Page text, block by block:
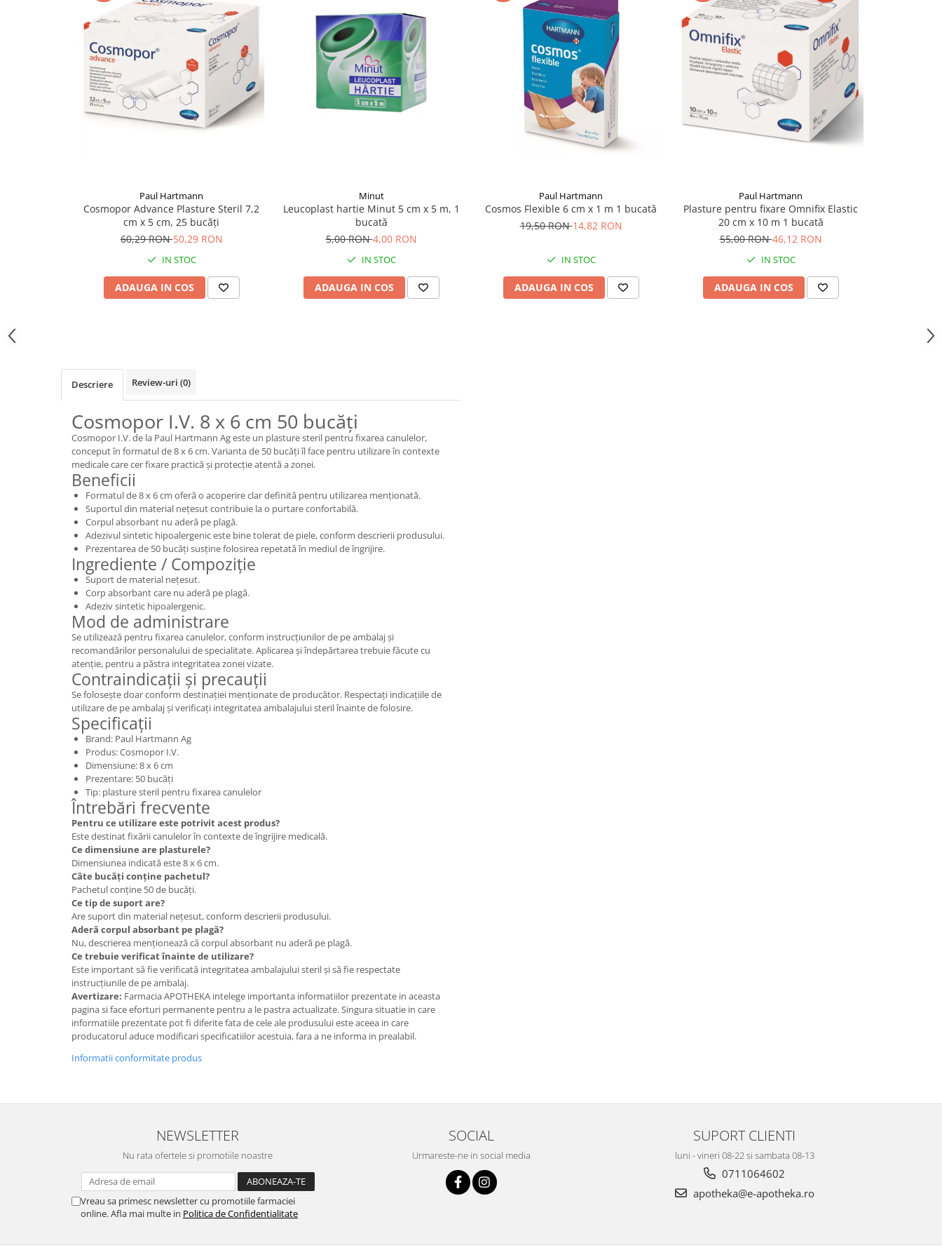
Supliment Vitamina E
Tincturi si Gemoderivate
Tuse gat si respiratie
Vitamine si minerale
Paul Hartmann
Cosmopor Advance Plasture Steril 7,2
cm x 5 cm, 25 bucăți
60,29 RON50,29 RON
IN STOC
ADAUGA IN COS
Minut
Leucoplast hartie Minut 5 cm x 5 m, 1
bucată
5,00 RON4,00 RON
IN STOC
ADAUGA IN COS
Paul Hartmann
Cosmos Flexible 6 cm x 1 m 1 bucată
19,50 RON14,82 RON
IN STOC
ADAUGA IN COS
Paul Hartmann
Plasture pentru fixare Omnifix Elastic
20 cm x 10 m 1 bucată
55,00 RON46,12 RON
IN STOC
ADAUGA IN COS
Descriere Review-uri (0)
Cosmopor I.V. 8 x 6 cm 50 bucăți
Cosmopor I.V. de la Paul Hartmann Ag este un plasture steril pentru fixarea canulelor,
conceput în formatul de 8 x 6 cm. Varianta de 50 bucăți îl face pentru utilizare în contexte
medicale care cer fixare practică și protecție atentă a zonei.
Beneficii
Formatul de 8 x 6 cm oferă o acoperire clar definită pentru utilizarea menționată.
Suportul din material nețesut contribuie la o purtare confortabilă.
Corpul absorbant nu aderă pe plagă.
Adezivul sintetic hipoalergenic este bine tolerat de piele, conform descrierii produsului.
Prezentarea de 50 bucăți susține folosirea repetată în mediul de îngrijire.
Ingrediente / Compoziție
Suport de material nețesut.
Corp absorbant care nu aderă pe plagă.
Adeziv sintetic hipoalergenic.
Mod de administrare
Se utilizează pentru fixarea canulelor, conform instrucțiunilor de pe ambalaj și
recomandărilor personalului de specialitate. Aplicarea și îndepărtarea trebuie făcute cu
atenție, pentru a păstra integritatea zonei vizate.
Contraindicații și precauții
Se folosește doar conform destinației menționate de producător. Respectați indicațiile de
utilizare de pe ambalaj și verificați integritatea ambalajului steril înainte de folosire.
Specificații
Brand: Paul Hartmann Ag
Produs: Cosmopor I.V.
Dimensiune: 8 x 6 cm
Prezentare: 50 bucăți
Tip: plasture steril pentru fixarea canulelor
Întrebări frecvente
Pentru ce utilizare este potrivit acest produs?
Este destinat fixării canulelor în contexte de îngrijire medicală.
Ce dimensiune are plasturele?
Dimensiunea indicată este 8 x 6 cm.
Câte bucăți conține pachetul?
Pachetul conține 50 de bucăți.
Ce tip de suport are?
Are suport din material nețesut, conform descrierii produsului.
Aderă corpul absorbant pe plagă?
Nu, descrierea menționează că corpul absorbant nu aderă pe plagă.
Ce trebuie verificat înainte de utilizare?
Este important să fie verificată integritatea ambalajului steril și să fie respectate
instrucțiunile de pe ambalaj.
Avertizare: Farmacia APOTHEKA intelege importanta informatiilor prezentate in aceasta
pagina si face eforturi permanente pentru a le pastra actualizate. Singura situatie in care
informatiile prezentate pot fi diferite fata de cele ale produsului este aceea in care
producatorul aduce modificari specificatiilor acestuia, fara a ne informa in prealabil.
Informatii conformitate produs
NEWSLETTER
Nu rata ofertele si promotiile noastre
Vreau sa primesc newsletter cu promotiile farmaciei
online. Afla mai multe in Politica de Confidentialitate
SOCIAL
Urmareste-ne in social media
SUPORT CLIENTI
luni - vineri 08-22 si sambata 08-13
0711064602
apotheka@e-apotheka.ro